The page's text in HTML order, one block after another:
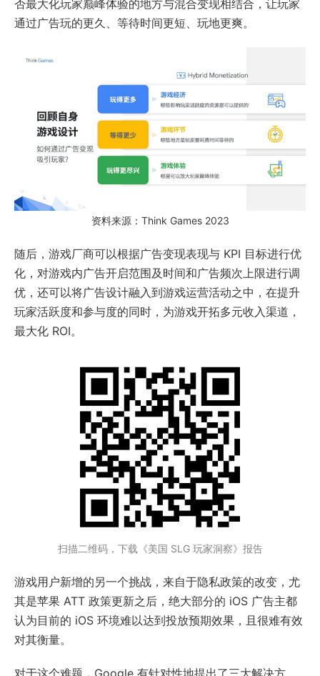
否最大化玩家巅峰体验的地方与混合变现相结合，让玩家
通过广告玩的更久、等待时间更短、玩地更爽。
资料来源：Think Games 2023
随后，游戏厂商可以根据广告变现表现与 KPI 目标进行优
化，对游戏内广告开启范围及时间和广告频次上限进行调
优，还可以将广告设计融入到游戏运营活动之中，在提升
玩家活跃度和参与度的同时，为游戏开拓多元收入渠道，
最大化 ROI。
扫描二维码，下载《美国 SLG 玩家洞察》报告
游戏用户新增的另一个挑战，来自于隐私政策的改变，尤
其是苹果 ATT 政策更新之后，绝大部分的 iOS 广告主都
认为目前的 iOS 环境难以达到投放预期效果，且很难有效
对其衡量。